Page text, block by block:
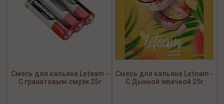
Смесь для кальяна Leteam -
С гранатовым смузи 25г
Смесь для кальяна Leteam -
С Дынной жвачкой 25г